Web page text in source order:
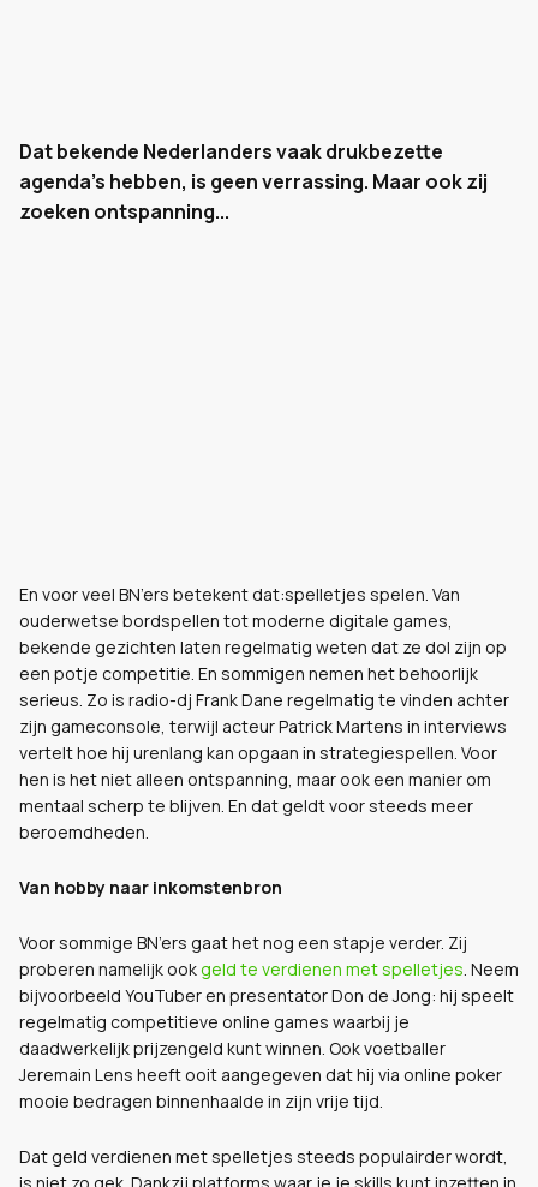
Dat bekende Nederlanders vaak drukbezette
agenda’s hebben, is geen verrassing. Maar ook zij
zoeken ontspanning...
En voor veel BN’ers betekent dat:spelletjes spelen. Van
ouderwetse bordspellen tot moderne digitale games,
bekende gezichten laten regelmatig weten dat ze dol zijn op
een potje competitie. En sommigen nemen het behoorlijk
serieus. Zo is radio-dj Frank Dane regelmatig te vinden achter
zijn gameconsole, terwijl acteur Patrick Martens in interviews
vertelt hoe hij urenlang kan opgaan in strategiespellen. Voor
hen is het niet alleen ontspanning, maar ook een manier om
mentaal scherp te blijven. En dat geldt voor steeds meer
beroemdheden.
Van hobby naar inkomstenbron
Voor sommige BN’ers gaat het nog een stapje verder. Zij
proberen namelijk ookgeld te verdienen met spelletjes. Neem
bijvoorbeeld YouTuber en presentator Don de Jong: hij speelt
regelmatig competitieve online games waarbij je
daadwerkelijk prijzengeld kunt winnen. Ook voetballer
Jeremain Lens heeft ooit aangegeven dat hij via online poker
mooie bedragen binnenhaalde in zijn vrije tijd.
Dat geld verdienen met spelletjes steeds populairder wordt,